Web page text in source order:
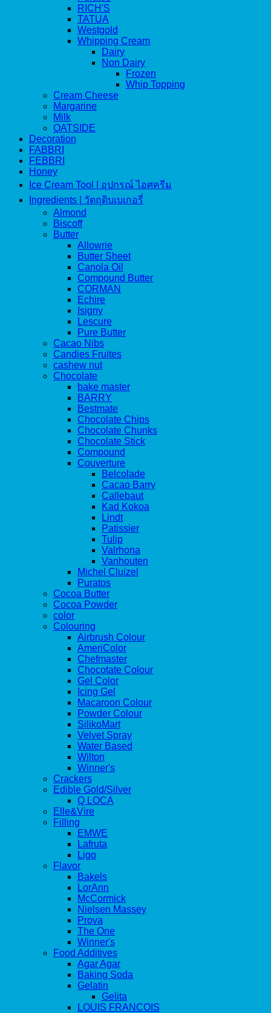
RICH'S
TATUA
Westgold
Whipping Cream
Dairy
Non Dairy
Frozen
Whip Topping
Cream Cheese
Margarine
Milk
OATSIDE
Decoration
FABBRI
FEBBRI
Honey
Ice Cream Tool | อุปกรณ์ ไอศครีม
Ingredients | วัตถุดิบเบเกอรี่
Almond
Biscoff
Butter
Allowrie
Butter Sheet
Canola Oil
Compound Butter
CORMAN
Echire
Isigny
Lescure
Pure Butter
Cacao Nibs
Candies Fruites
cashew nut
Chocolate
bake master
BARRY
Bestmate
Chocolate Chips
Chocolate Chunks
Chocolate Stick
Compound
Couverture
Belcolade
Cacao Barry
Callebaut
Kad Kokoa
Lindt
Patissier
Tulip
Valrhona
Vanhouten
Michel Cluizel
Puratos
Cocoa Butter
Cocoa Powder
color
Colouring
Airbrush Colour
AmeriColor
Chefmaster
Chocotate Colour
Gel Color
Icing Gel
Macaroon Colour
Powder Colour
SilikoMart
Velvet Spray
Water Based
Wilton
Winner's
Crackers
Edible Gold/Silver
Q LOCA
Elle&Vire
Filling
EMWE
Lafruta
Ligo
Flavor
Bakels
LorAnn
McCormick
Nielsen Massey
Prova
The One
Winner's
Food Additives
Agar Agar
Baking Soda
Gelatin
Gelita
LOUIS FRANCOIS